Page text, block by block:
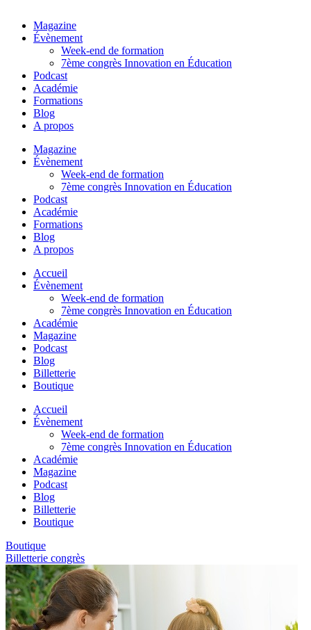
Magazine
Évènement
Week-end de formation
7ème congrès Innovation en Éducation
Podcast
Académie
Formations
Blog
A propos
Magazine
Évènement
Week-end de formation
7ème congrès Innovation en Éducation
Podcast
Académie
Formations
Blog
A propos
Accueil
Évènement
Week-end de formation
7ème congrès Innovation en Éducation
Académie
Magazine
Podcast
Blog
Billetterie
Boutique
Accueil
Évènement
Week-end de formation
7ème congrès Innovation en Éducation
Académie
Magazine
Podcast
Blog
Billetterie
Boutique
Boutique
Billetterie congrès